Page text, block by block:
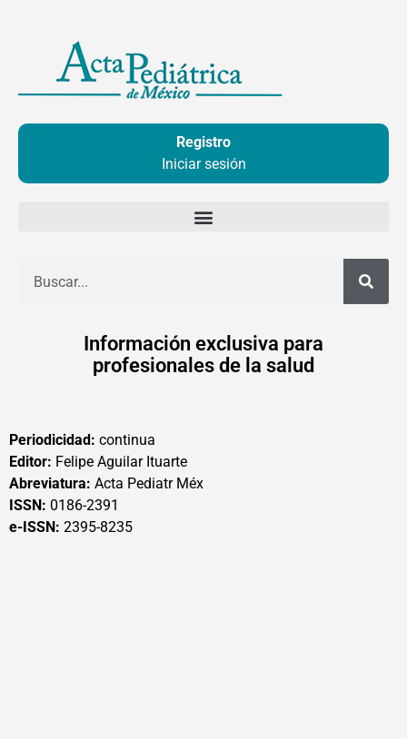
contenido
Registro
Iniciar sesión
Información exclusiva para
profesionales de la salud
Periodicidad: continua
Editor: Felipe Aguilar Ituarte
Abreviatura: Acta Pediatr Méx
ISSN: 0186-2391
e-ISSN: 2395-8235